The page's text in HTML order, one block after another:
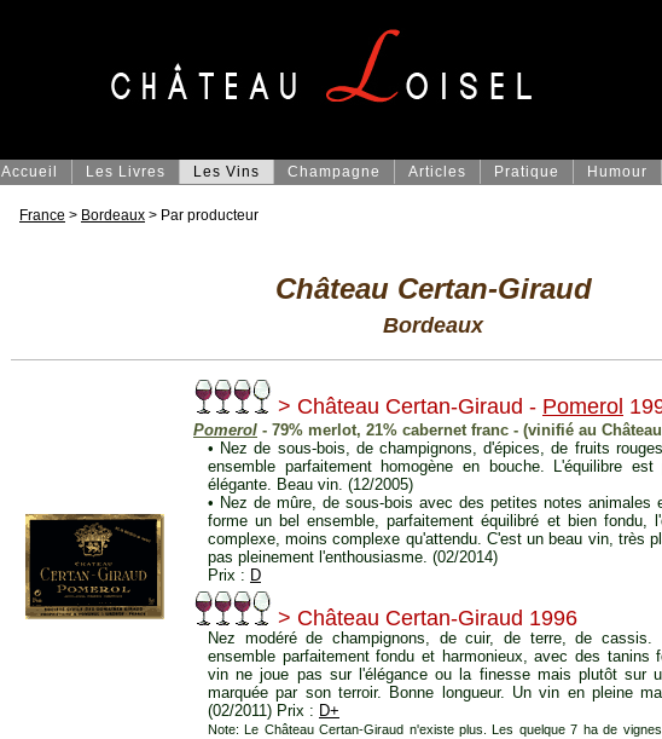
Accueil Les Livres Les Vins Champagne Articles Pratique Humour
France > Bordeaux > Par producteur
Château Certan-Giraud
Bordeaux
> Château Certan-Giraud - Pomerol
Pomerol - 79% merlot, 21% cabernet franc - (vinifié au
• Nez de sous-bois, de champignons, d'épices, de fruits
ensemble parfaitement homogène en bouche. L'équilibre
élégante. Beau vin. (12/2005)
• Nez de mûre, de sous-bois avec des petites notes
forme un bel ensemble, parfaitement équilibré et bien fondu,
complexe, moins complexe qu'attendu. C'est un beau vin, très
pas pleinement l'enthousiasme. (02/2014)
Prix : D
> Château Certan-Giraud 1996
Nez modéré de champignons, de cuir, de terre, de
ensemble parfaitement fondu et harmonieux, avec des tanins
vin ne joue pas sur l'élégance ou la finesse mais plutôt sur
marquée par son terroir. Bonne longueur. Un vin en pleine
(02/2011) Prix : D+
Note: Le Château Certan-Giraud n'existe plus. Les quelque 7 ha de